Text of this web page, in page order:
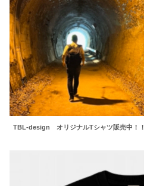
TBL-design オリジナルTシャツ販売中！！